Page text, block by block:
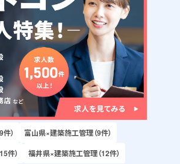
工管理（65件）
管理（90件）
工管理（21件）
工管理（27件）
ら探す
）
富山県×建築施工管理（9件）
件）
福井県×建築施工管理（12件）